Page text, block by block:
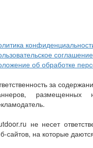
соглашение
об обработке
за
размещенных
не несет
сайтов, на которые